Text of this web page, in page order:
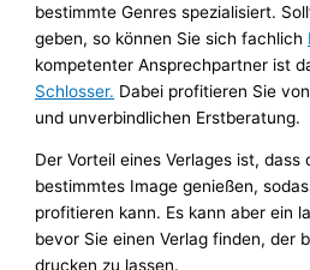
bestimmte Genres spezialisiert.
geben, so können Sie sich fachlich
kompetenter Ansprechpartner ist
Schlosser. Dabei profitieren Sie
und unverbindlichen Erstberatung.
Der Vorteil eines Verlages ist,
bestimmtes Image genießen,
profitieren kann. Es kann aber ein
bevor Sie einen Verlag finden, der
drucken zu lassen.